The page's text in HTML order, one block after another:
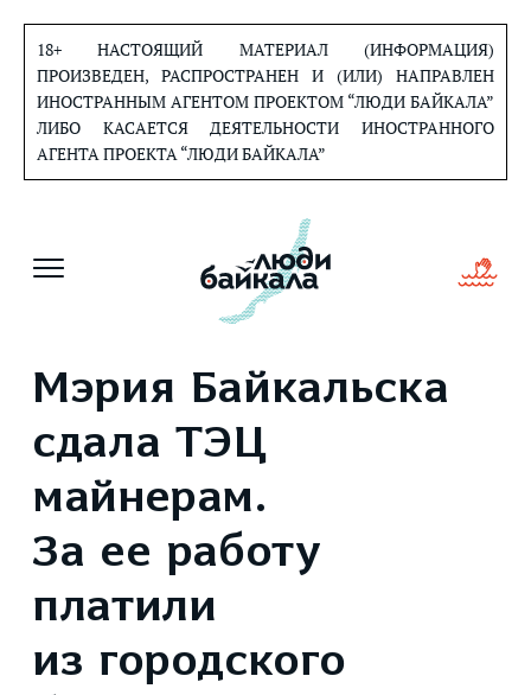
содержанию
18+ НАСТОЯЩИЙ МАТЕРИАЛ (ИНФОРМАЦИЯ)
ПРОИЗВЕДЕН, РАСПРОСТРАНЕН И (ИЛИ) НАПРАВЛЕН
ИНОСТРАННЫМ АГЕНТОМ ПРОЕКТОМ “ЛЮДИ БАЙКАЛА”
ЛИБО КАСАЕТСЯ ДЕЯТЕЛЬНОСТИ ИНОСТРАННОГО
АГЕНТА ПРОЕКТА “ЛЮДИ БАЙКАЛА”
Мэрия Байкальска
сдала ТЭЦ
майнерам.
За ее работу
платили
из городского